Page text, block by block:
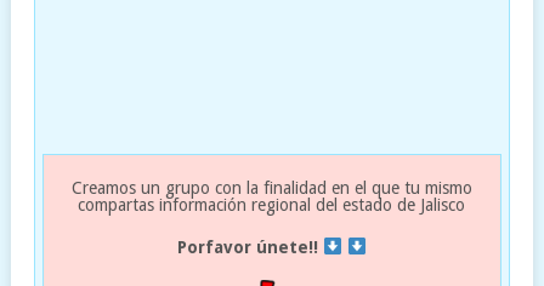
Creamos un grupo con la finalidad en el que tu mismo
compartas información regional del estado de Jalisco
Porfavor únete!!